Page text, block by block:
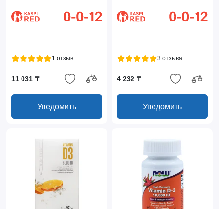
1 отзыв
11 031 ₸
Уведомить
3 отзыва
4 232 ₸
Уведомить